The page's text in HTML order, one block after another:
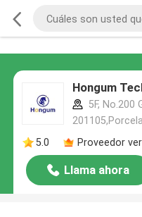
Hongum
5F, No.200
5.0
Proveedor
Llama ahora